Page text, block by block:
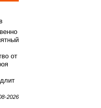
от
2026